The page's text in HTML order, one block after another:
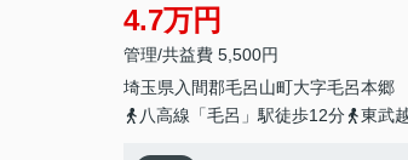
4.7万円
管理/共益費 5,500円
埼玉県 入間郡毛呂山町大字毛呂本郷
八高線「毛呂」駅徒歩12分
東武